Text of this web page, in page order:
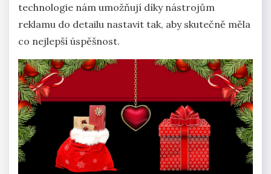
technologie nám umožňují díky nástrojům
reklamu do detailu nastavit tak, aby skutečně měla
co nejlepší úspěšnost.